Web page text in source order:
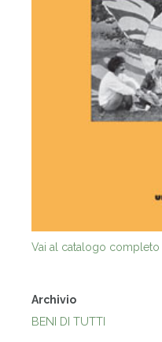
Vai al catalogo
Archivio
BENI DI TUTTI